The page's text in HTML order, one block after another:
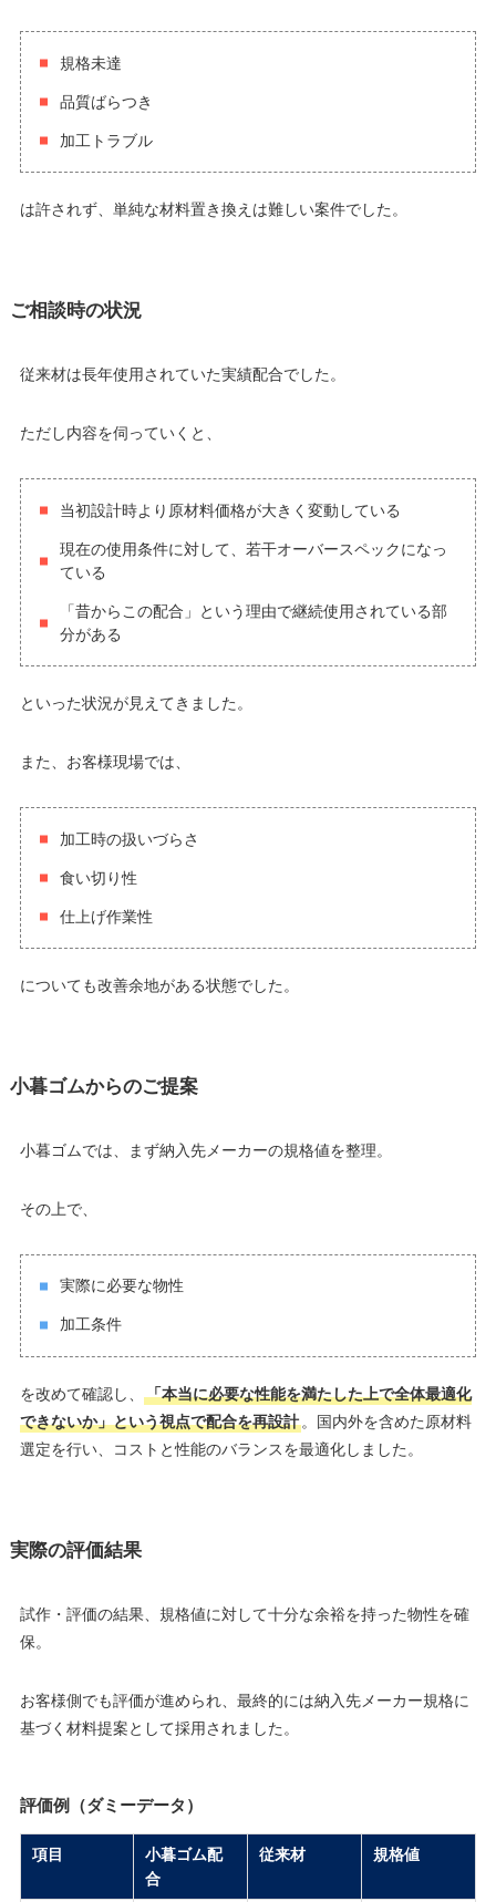
規格未達
品質ばらつき
加工トラブル
は許されず、単純な材料置き換えは難しい案件でした。
ご相談時の状況
従来材は長年使用されていた実績配合でした。
ただし内容を伺っていくと、
当初設計時より原材料価格が大きく変動している
現在の使用条件に対して、若干オーバースペックになっ
ている
「昔からこの配合」という理由で継続使用されている部
分がある
といった状況が見えてきました。
また、お客様現場では、
加工時の扱いづらさ
食い切り性
仕上げ作業性
についても改善余地がある状態でした。
小暮ゴムからのご提案
小暮ゴムでは、まず納入先メーカーの規格値を整理。
その上で、
実際に必要な物性
加工条件
を改めて確認し、
「本当に必要な性能を満たした上で全体最適化
できないか」という視点で配合を再設計。国内外を含めた原材料
選定を行い、コストと性能のバランスを最適化しました。
実際の評価結果
試作・評価の結果、規格値に対して十分な余裕を持った物性を確
保。
お客様側でも評価が進められ、最終的には納入先メーカー規格に
基づく材料提案として採用されました。
評価例（ダミーデータ）
項目
小暮ゴム配
合
従来材 規格値